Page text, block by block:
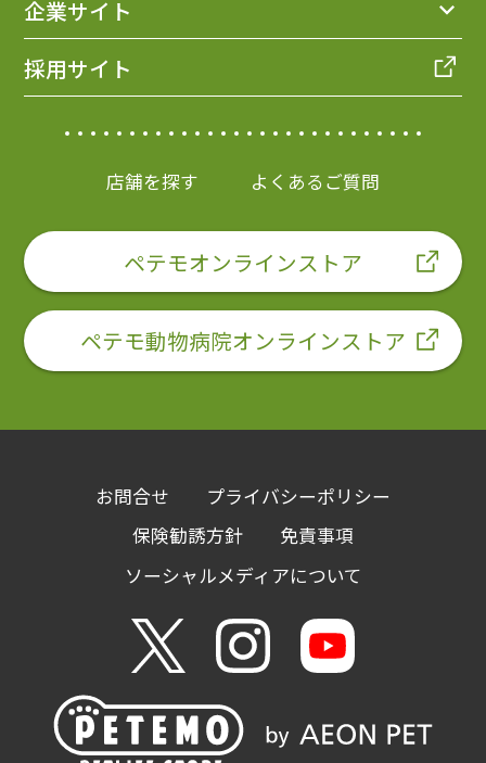
企業サイト
採用サイト
店舗を探す よくあるご質問
ペテモオンラインストア
ペテモ動物病院オンラインストア
お問合せ
プライバシーポリシー
保険勧誘方針
免責事項
ソーシャルメディアについて